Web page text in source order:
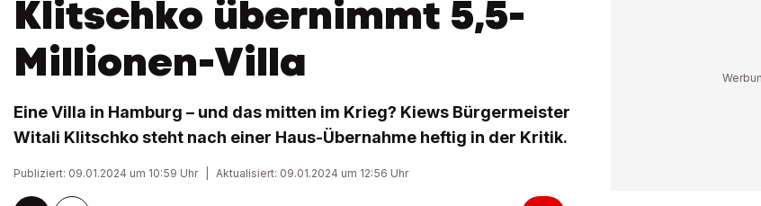
Klitschko übernimmt 5,5-
Millionen-Villa
Eine Villa in Hamburg – und das mitten im Krieg? Kiews Bürgermeister
Witali Klitschko steht nach einer Haus-Übernahme heftig in der Kritik.
Publiziert: 09.01.2024 um 10:59 Uhr Aktualisiert: 09.01.2024 um 12:56 Uhr